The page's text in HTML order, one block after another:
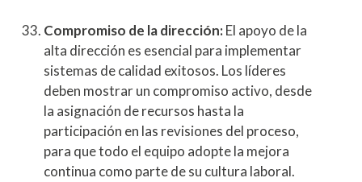
Compromiso de la dirección:El apoyo de la
alta dirección es esencial para implementar
sistemas de calidad exitosos. Los líderes
deben mostrar un compromiso activo, desde
la asignación de recursos hasta la
participación en las revisiones del proceso,
para que todo el equipo adopte la mejora
continua como parte de su cultura laboral.